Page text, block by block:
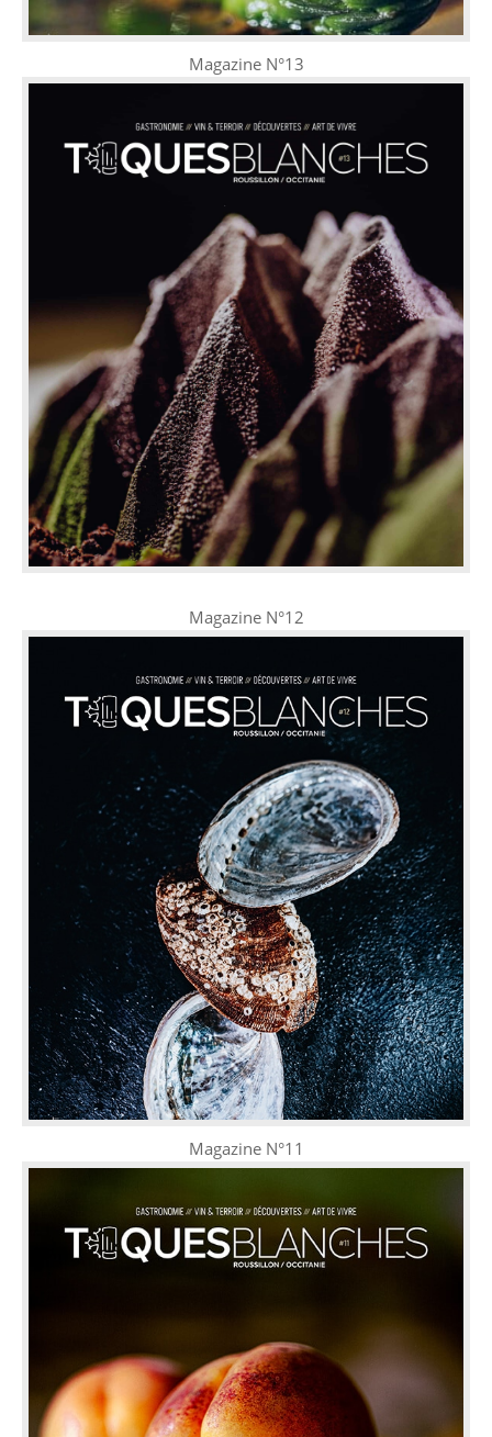
Magazine N°13
Magazine N°12
Magazine N°11